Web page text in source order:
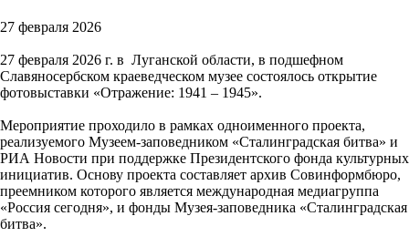
27 февраля 2026
27 февраля 2026 г. в Луганской области, в подшефном
Славяносербском краеведческом музее состоялось открытие
фотовыставки «Отражение: 1941 – 1945».
Мероприятие проходило в рамках одноименного проекта,
реализуемого Музеем-заповедником «Сталинградская битва» и
РИА Новости при поддержке Президентского фонда культурных
инициатив. Основу проекта составляет архив Совинформбюро,
преемником которого является международная медиагруппа
«Россия сегодня», и фонды Музея-заповедника «Сталинградская
битва».